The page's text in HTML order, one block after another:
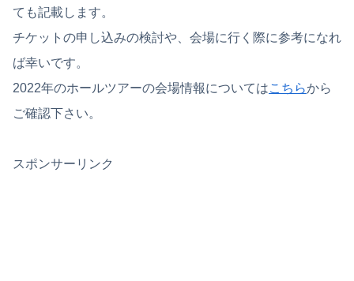
ても記載します。
チケットの申し込みの検討や、会場に行く際に参考になれ
ば幸いです。
2022年のホールツアーの会場情報についてはこちらから
ご確認下さい。
スポンサーリンク